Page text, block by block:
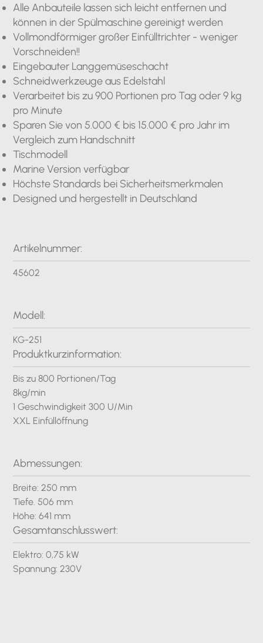
Alle Anbauteile lassen sich leicht entfernen und
können in der Spülmaschine gereinigt werden
Vollmondförmiger großer Einfülltrichter - weniger
Vorschneiden!!
Eingebauter Langgemüseschacht
Schneidwerkzeuge aus Edelstahl
Verarbeitet bis zu 900 Portionen pro Tag oder 9 kg
pro Minute
Sparen Sie von 5.000 € bis 15.000 € pro Jahr im
Vergleich zum Handschnitt
Tischmodell
Marine Version verfügbar
Höchste Standards bei Sicherheitsmerkmalen
Designed und hergestellt in Deutschland
Artikelnummer:
45602
Modell:
KG-251
Produktkurzinformation:
Bis zu 800 Portionen/Tag
8kg/min
1 Geschwindigkeit 300 U/Min
XXL Einfüllöffnung
Abmessungen:
Breite: 250 mm
Tiefe. 506 mm
Höhe: 641 mm
Gesamtanschlusswert:
Elektro: 0,75 kW
Spannung: 230V